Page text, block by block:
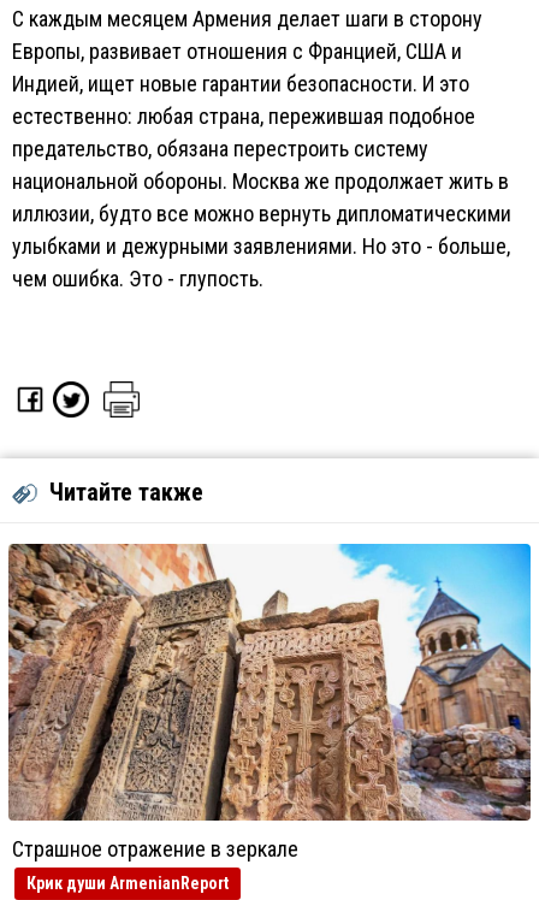
С каждым месяцем Армения делает шаги в сторону
Европы, развивает отношения с Францией, США и
Индией, ищет новые гарантии безопасности. И это
естественно: любая страна, пережившая подобное
предательство, обязана перестроить систему
национальной обороны. Москва же продолжает жить в
иллюзии, будто все можно вернуть дипломатическими
улыбками и дежурными заявлениями. Но это - больше,
чем ошибка. Это - глупость.
Читайте также
Страшное отражение в зеркале
Крик души ArmenianReport